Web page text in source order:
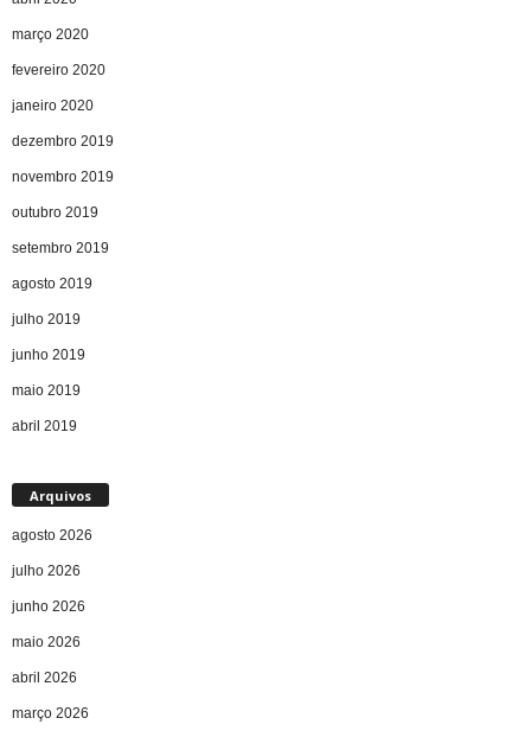
março 2020
fevereiro 2020
janeiro 2020
dezembro 2019
novembro 2019
outubro 2019
setembro 2019
agosto 2019
julho 2019
junho 2019
maio 2019
abril 2019
Arquivos
agosto 2026
julho 2026
junho 2026
maio 2026
abril 2026
março 2026